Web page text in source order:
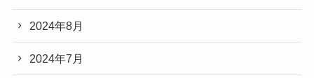
2024年8月
2024年7月